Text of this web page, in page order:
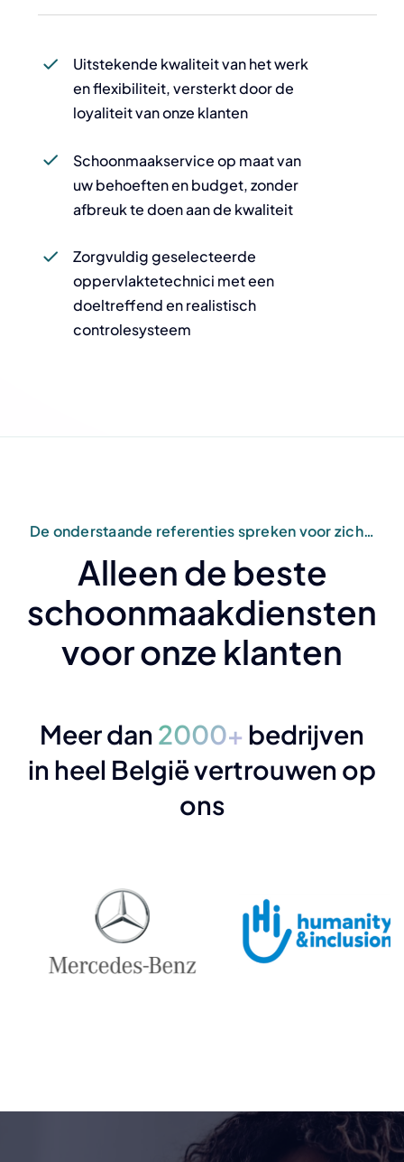
Uitstekende kwaliteit van het werk
en flexibiliteit, versterkt door de
loyaliteit van onze klanten
Schoonmaakservice op maat van
uw behoeften en budget, zonder
afbreuk te doen aan de kwaliteit
Zorgvuldig geselecteerde
oppervlaktetechnici met een
doeltreffend en realistisch
controlesysteem
De onderstaande referenties spreken voor zich…
Alleen de beste
schoonmaakdiensten
voor onze klanten
Meer dan2000+ bedrijven
in heel België vertrouwen op
ons